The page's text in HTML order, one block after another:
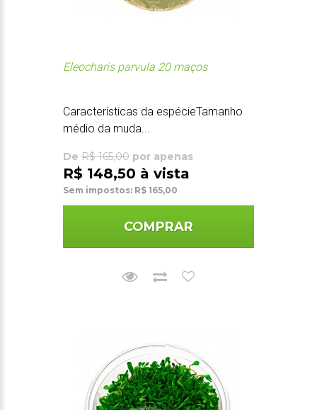
Eleocharis parvula 20 maços
Características da espécieTamanho
médio da muda...
De R$ 165,00 por apenas
R$ 148,50 à vista
Sem impostos: R$ 165,00
COMPRAR